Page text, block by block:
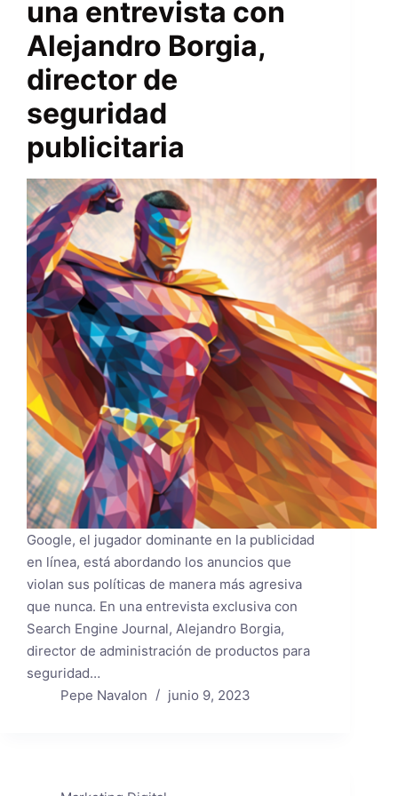
una entrevista con
Alejandro Borgia,
director de
seguridad
publicitaria
Google, el jugador dominante en la publicidad
en línea, está abordando los anuncios que
violan sus políticas de manera más agresiva
que nunca. En una entrevista exclusiva con
Search Engine Journal, Alejandro Borgia,
director de administración de productos para
seguridad…
Pepe Navalon
junio 9, 2023